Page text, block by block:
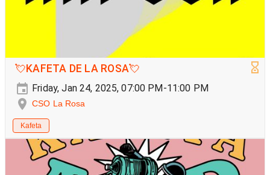
💘KAFETA DE LA ROSA💘
Friday, Jan 24, 2025, 07:00 PM-11:00 PM
CSO La Rosa
Kafeta